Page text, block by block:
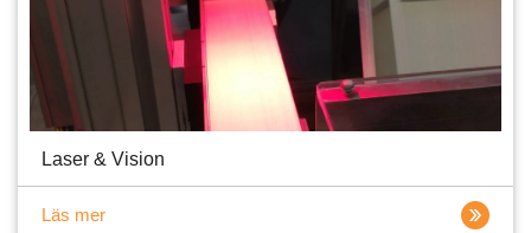
Laser & Vision
Läs mer